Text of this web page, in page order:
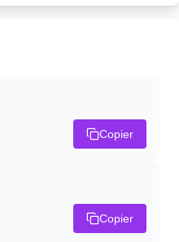
Copier
Copier